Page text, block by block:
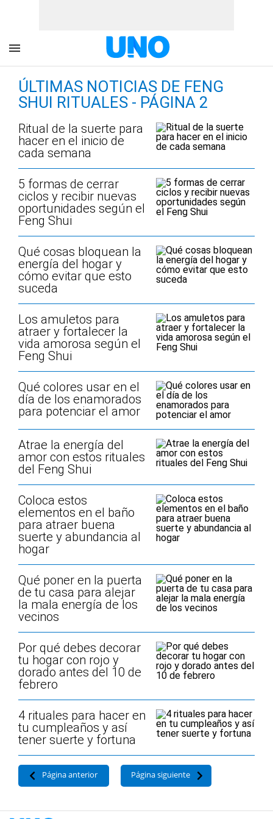
ÚLTIMAS NOTICIAS DE FENG
SHUI RITUALES - PÁGINA 2
Ritual de la suerte para
hacer en el inicio de
cada semana
5 formas de cerrar
ciclos y recibir nuevas
oportunidades según el
Feng Shui
Qué cosas bloquean la
energía del hogar y
cómo evitar que esto
suceda
Los amuletos para
atraer y fortalecer la
vida amorosa según el
Feng Shui
Qué colores usar en el
día de los enamorados
para potenciar el amor
Atrae la energía del
amor con estos rituales
del Feng Shui
Coloca estos
elementos en el baño
para atraer buena
suerte y abundancia al
hogar
Qué poner en la puerta
de tu casa para alejar
la mala energía de los
vecinos
Por qué debes decorar
tu hogar con rojo y
dorado antes del 10 de
febrero
4 rituales para hacer en
tu cumpleaños y así
tener suerte y fortuna
Página anterior Página siguiente